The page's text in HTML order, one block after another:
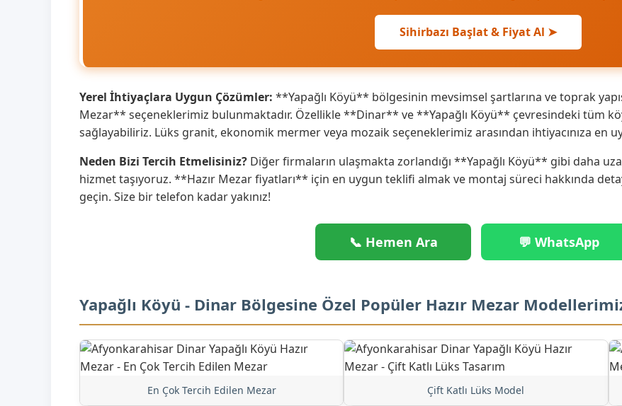
Sihirbazı Başlat & Fiyat Al ➤
Yerel İhtiyaçlara Uygun Çözümler: **Yapağlı Köyü** bölgesinin mevsimsel şartlarına ve toprak
Mezar** seçeneklerimiz bulunmaktadır. Özellikle **Dinar** ve **Yapağlı Köyü** çevresindeki tüm
sağlayabiliriz. Lüks granit, ekonomik mermer veya mozaik seçeneklerimiz arasından ihtiyacınıza en
Neden Bizi Tercih Etmelisiniz? Diğer firmaların ulaşmakta zorlandığı **Yapağlı Köyü** gibi daha
hizmet taşıyoruz. **Hazır Mezar fiyatları** için en uygun teklifi almak ve montaj süreci hakkında
geçin. Size bir telefon kadar yakınız!
📞 Hemen Ara 💬 WhatsApp
Yapağlı Köyü - Dinar Bölgesine Özel Popüler Hazır Mezar
En Çok Tercih Edilen Mezar Çift Katlı Lüks Model